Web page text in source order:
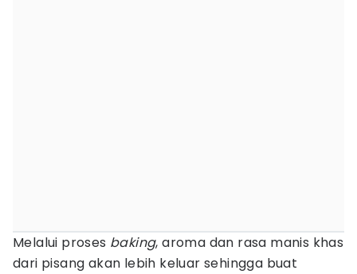
Melalui proses baking, aroma dan rasa manis khas
dari pisang akan lebih keluar sehingga buat